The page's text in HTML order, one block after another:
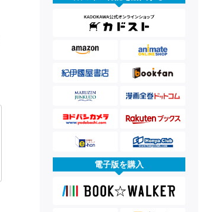
電子版を購入